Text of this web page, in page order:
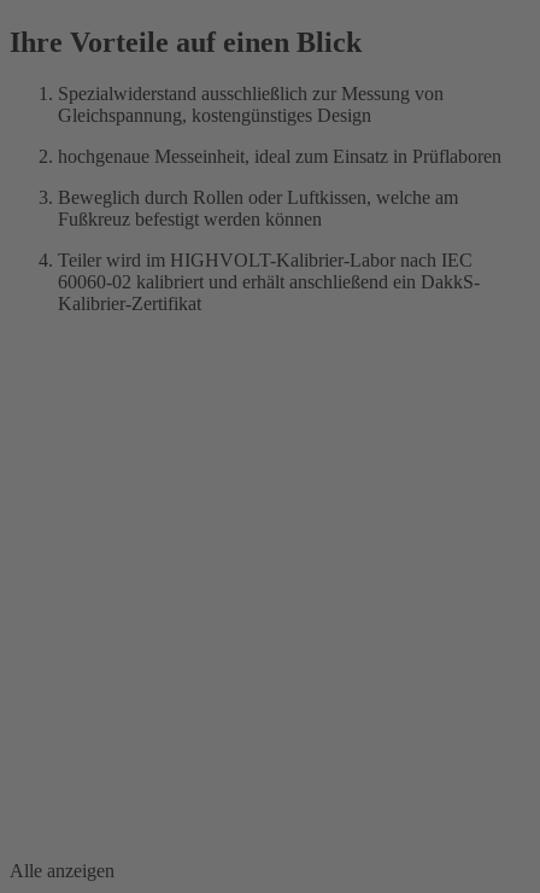
Ihre Vorteile auf einen Blick
Spezialwiderstand ausschließlich zur Messung von
Gleichspannung, kostengünstiges Design
hochgenaue Messeinheit, ideal zum Einsatz in Prüflaboren
Beweglich durch Rollen oder Luftkissen, welche am
Fußkreuz befestigt werden können
Teiler wird im HIGHVOLT-Kalibrier-Labor nach IEC
60060-02 kalibriert und erhält anschließend ein DakkS-
Kalibrier-Zertifikat
Alle anzeigen